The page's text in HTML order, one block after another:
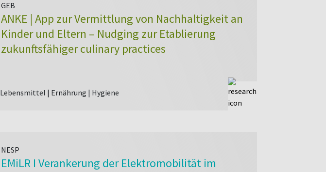
GEB
ANKE | App zur Vermittlung von Nachhaltigkeit an
Kinder und Eltern – Nudging zur Etablierung
zukunftsfähiger culinary practices
Lebensmittel | Ernährung | Hygiene
NESP
EMiLR I Verankerung der Elektromobilität im